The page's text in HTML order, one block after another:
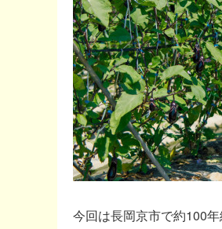
今回は長岡京市で約100